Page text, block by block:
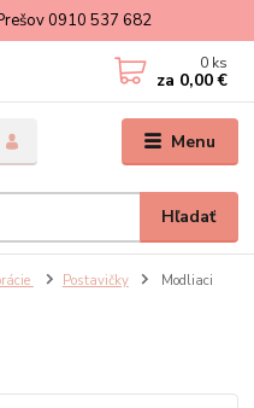
0910 537 682
Menu
Hľadať
0 ks
za 0,00 €
Postavičky
Modliaci